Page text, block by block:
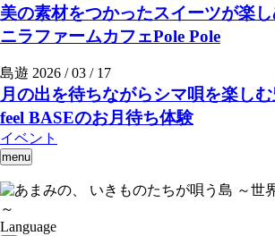
美の素材をつかったスイーツが楽
ニラファームカフェPole Pole
島遊 2026 / 03 / 17
月の出を待ちながらシマ唄を楽し
feel BASEのお月待ち体験
イベント
menu
いきものたちが唄う島 ～世
～
Language